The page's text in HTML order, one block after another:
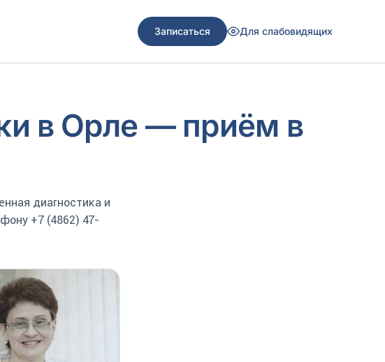
Записаться Для слабовидящих
в Орле — приём в
диагностика и
+7 (4862) 47-